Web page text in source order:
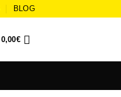
BLOG
0,00€